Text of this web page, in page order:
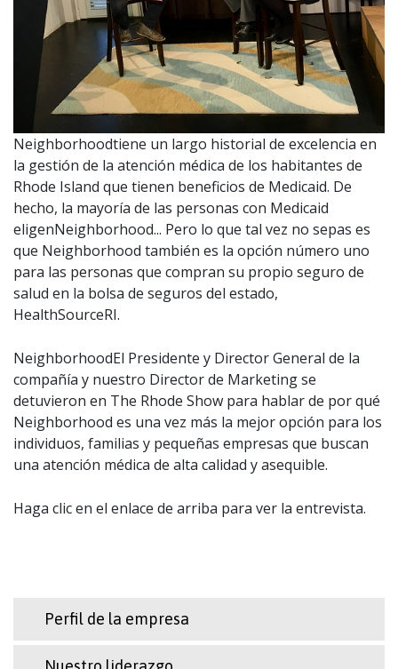
Neighborhoodtiene un largo historial de excelencia en
la gestión de la atención médica de los habitantes de
Rhode Island que tienen beneficios de Medicaid. De
hecho, la mayoría de las personas con Medicaid
eligenNeighborhood... Pero lo que tal vez no sepas es
que Neighborhood también es la opción número uno
para las personas que compran su propio seguro de
salud en la bolsa de seguros del estado,
HealthSourceRI.
NeighborhoodEl Presidente y Director General de la
compañía y nuestro Director de Marketing se
detuvieron en The Rhode Show para hablar de por qué
Neighborhood es una vez más la mejor opción para los
individuos, familias y pequeñas empresas que buscan
una atención médica de alta calidad y asequible.
Haga clic en el enlace de arriba para ver la entrevista.
Perfil de la empresa